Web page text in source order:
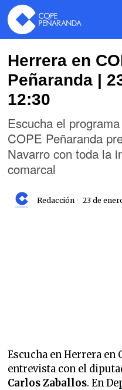
Herrera en
Peñaranda |
12:30
Escucha el
COPE Peñaranda
Navarro con toda la
comarcal
Redacción 23 de
Escucha en Herrera en
entrevista con el
Carlos Zaballos. En